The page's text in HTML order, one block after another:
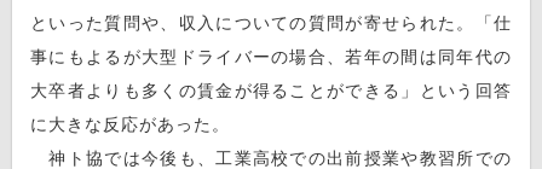
といった質問や、収入についての質問が寄せられた。「仕
事にもよるが大型ドライバーの場合、若年の間は同年代の
大卒者よりも多くの賃金が得ることができる」という回答
に大きな反応があった。
神ト協では今後も、工業高校での出前授業や教習所での